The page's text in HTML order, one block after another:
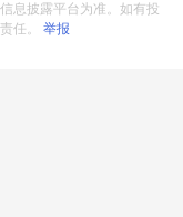
息披露平台为准。如有投
责任。举报